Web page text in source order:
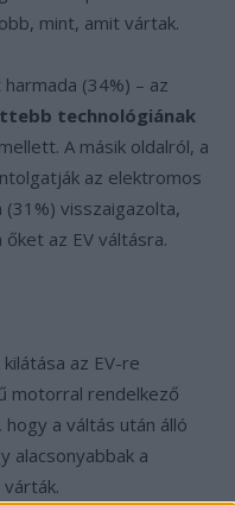
mint, amit vártak.
(34%) – az
technológiának
A másik oldalról, a
az elektromos
visszaigazolta,
az EV váltásra.
az EV-re
motorral rendelkező
a váltás után álló
alacsonyabbak a